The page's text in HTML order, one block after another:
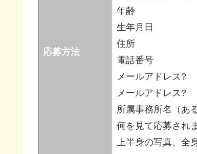
応募方法
年齢
生年月日
住所
電話番号
メールアドレス?
メールアドレス?
所属事務所名（あ
何を見て応募され
上半身の写真、全